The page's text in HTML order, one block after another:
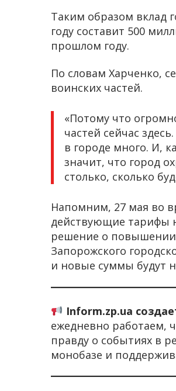
Таким образом вклад
году составит 500
прошлом году.
По словам Харченко,
воинских частей.
«Потому что
частей сейчас
в городе много. И,
значит, что город
столько, сколько
Напомним, 27 мая во
действующие тарифы
решение о повышении
Запорожского
и новые суммы будут
Inform.zp.ua
ежедневно работаем,
правду о событиях в
монобазе и